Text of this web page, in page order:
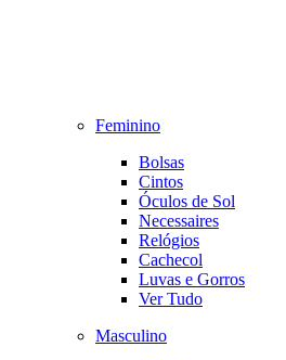
Feminino
Bolsas
Cintos
Óculos de Sol
Necessaires
Relógios
Cachecol
Luvas e Gorros
Ver Tudo
Masculino